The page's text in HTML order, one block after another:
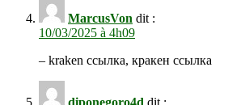
MarcusVon dit :
10/03/2025 à 4h09
– kraken ссылка, кракен ссылка
diponegoro4d dit :